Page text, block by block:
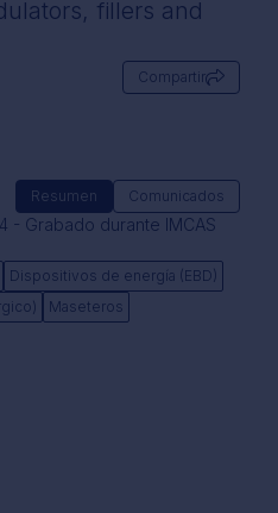
fillers and
Compartir
Resumen Comunicados
- Grabado durante IMCAS
Dispositivos de energía (EBD)
Maseteros